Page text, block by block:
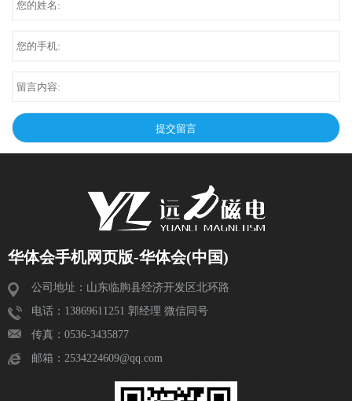
华体会手机网页版-华体会(中国)
公司地址：山东临朐县经济开发区北环路
电话：13869611251 郭经理 微信同号
传真：0536-3435877
邮箱：2534224609@qq.com